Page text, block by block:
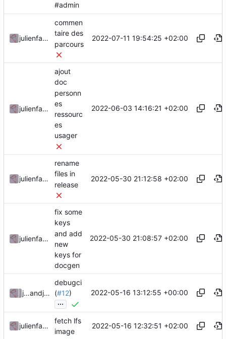
#admin
julienfastre
commen
taire des
parcours
2022-07-11 19:54:25 +02:00
julienfastre
ajout
doc
personn
es
ressourc
es
usager
2022-06-03 14:16:21 +02:00
julienfastre
rename
files in
release
2022-05-30 21:12:58 +02:00
julienfastre
fix some
keys
and add
new
keys for
docgen
2022-05-30 21:08:57 +02:00
julienfastreand julienfastre
debugci
(#12)
...
2022-05-16 13:12:55 +00:00
julienfastre
fetch lfs
image
2022-05-16 12:32:51 +02:00